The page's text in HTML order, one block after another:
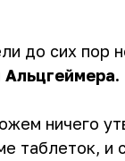
до сих пор
ничего
таблеток, и